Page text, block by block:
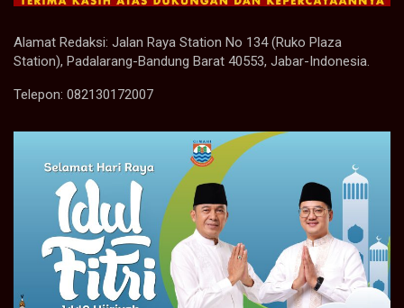
Alamat Redaksi: Jalan Raya Station No 134 (Ruko Plaza
Station), Padalarang-Bandung Barat 40553, Jabar-Indonesia.
Telepon: 082130172007